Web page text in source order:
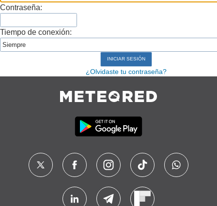
Contraseña:
Tiempo de conexión:
¿Olvidaste tu contraseña?